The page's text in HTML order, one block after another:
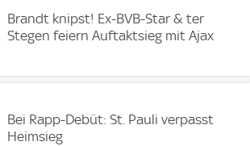
Brandt knipst! Ex-BVB-Star & ter
Stegen feiern Auftaktsieg mit Ajax
Bei Rapp-Debüt: St. Pauli verpasst
Heimsieg